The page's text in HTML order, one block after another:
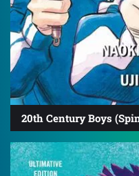
20th Century Boys